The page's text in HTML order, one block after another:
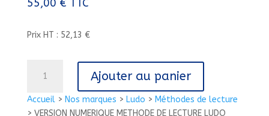
Accueil> Nos marques > Ludo > Méthodes de lecture
> VERSION NUMERIQUE METHODE DE LECTURE LUDO
55,00 € TTC
Prix HT : 52,13 €
VERSION
NUMERIQUE
Ajouter au panier